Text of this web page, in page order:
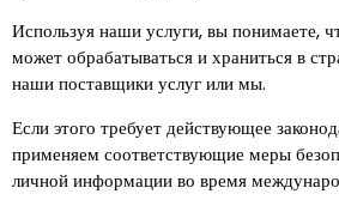
Используя наши услуги, вы понимаете,
может обрабатываться и храниться в
наши поставщики услуг или мы.
Если этого требует действующее
применяем соответствующие меры
личной информации во время